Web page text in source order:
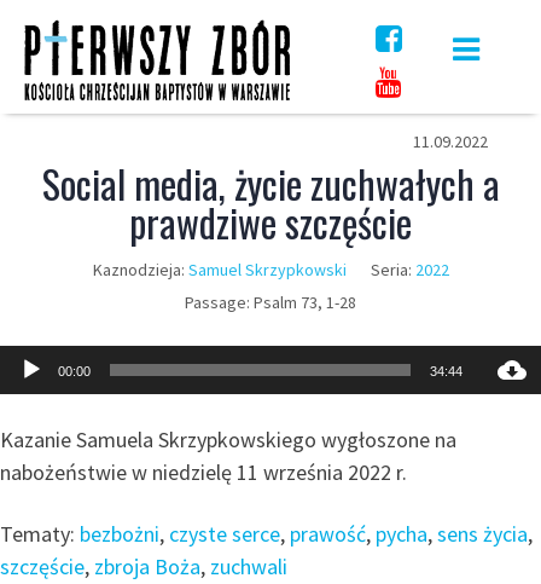
content
11.09.2022
Social media, życie zuchwałych a
prawdziwe szczęście
Kaznodzieja: Samuel Skrzypkowski Seria: 2022
Passage: Psalm 73, 1-28
Odtwarzacz
plików
dźwiękowych
00:00 34:44
Kazanie Samuela Skrzypkowskiego wygłoszone na
nabożeństwie w niedzielę 11 września 2022 r.
Tematy: bezbożni, czyste serce, prawość, pycha,sens życia,
szczęście, zbroja Boża, zuchwali